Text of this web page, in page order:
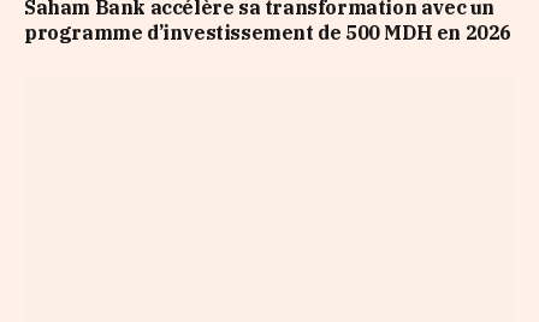
Saham Bank accélère sa transformation avec un
programme d’investissement de 500 MDH en 2026